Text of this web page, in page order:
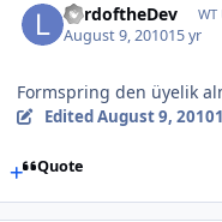
LordoftheDev WT
August 9, 201015 yr
Formspring den üyelik
EditedAugust 9, 2010
Quote